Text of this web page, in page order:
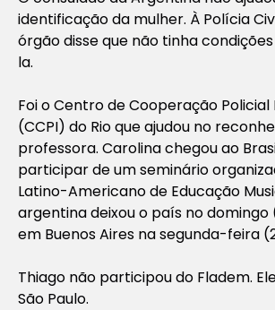
identificação da mulher. À Polícia
órgão disse que não tinha
la.
Foi o Centro de Cooperação
(CCPI) do Rio que ajudou no
professora. Carolina chegou ao
participar de um seminário
Latino-Americano de Educação
argentina deixou o país no domingo
em Buenos Aires na segunda-feira
Thiago não participou do Fladem.
São Paulo.